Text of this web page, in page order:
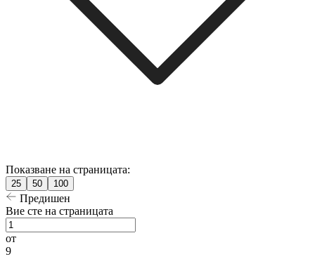
Показване на страницата:
25 50 100
Предишен
Вие сте на страницата
от
9